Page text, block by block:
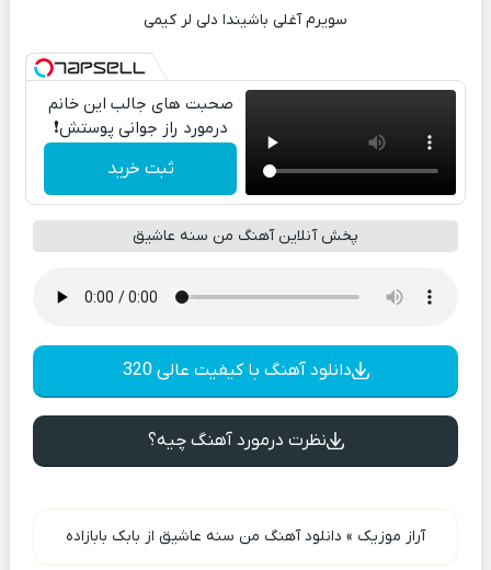
سویرم آغلی باشیندا دلی لر کیمی
صحبت های جالب این خانم
درمورد راز جوانی پوستش❗
ثبت خرید
پخش آنلاین آهنگ من سنه عاشیق
دانلود آهنگ با کیفیت عالی 320
نظرت درمورد آهنگ چیه؟
آراز موزیک » دانلود آهنگ من سنه عاشیق از بابک بابازاده